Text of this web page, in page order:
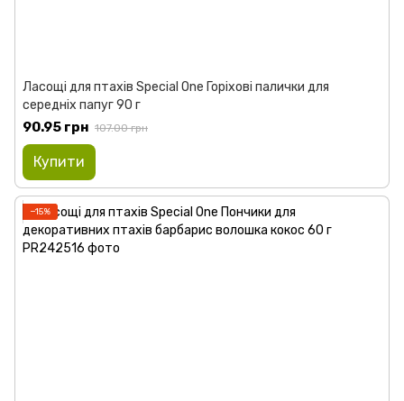
Ласощі для птахів Special One Горіхові палички для
середніх папуг 90 г
90.95 грн 107.00 грн
Купити
−15%